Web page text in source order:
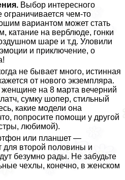
Выбор интересного
чем-то
вариантом может стать
катание на верблюде, гонки
шаре и т.д. Уловили
и приключение, о
не бывает много, истинная
от нового экземпляра.
на 8 марта вечерний
сумку шопер, стильный
какие модели она
попросите помощи у другой
любимой).
или планшет —
для второй половины и
безумно рады. Не забудьте
чехлы, конечно, в женском